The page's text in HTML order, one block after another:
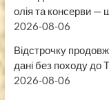
олія та консерви —
2026-08-06
Відстрочку
дані без походу до
2026-08-06